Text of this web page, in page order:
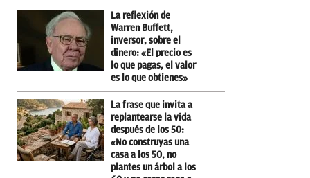
La reflexión de
Warren Buffett,
inversor, sobre el
dinero: «El precio es
lo que pagas, el valor
es lo que obtienes»
La frase que invita a
replantearse la vida
después de los 50:
«No construyas una
casa a los 50, no
plantes un árbol a los